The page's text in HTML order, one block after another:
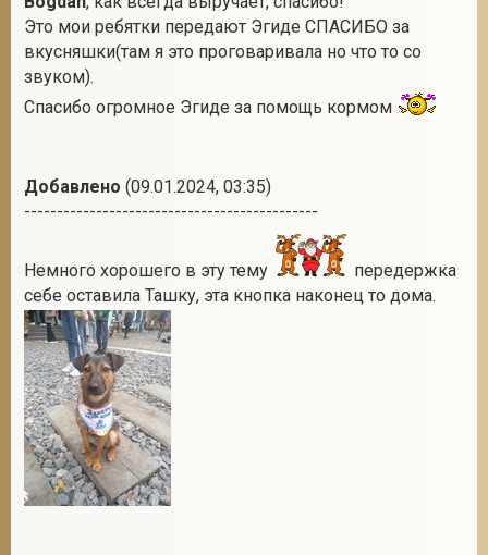
Это мои ребятки передают Эгиде СПАСИБО за
вкусняшки(там я это проговаривала но что то со
звуком).
Спасибо огромное Эгиде за помощь кормом
Добавлено (09.01.2024, 03:35)
---------------------------------------------
Немного хорошего в эту тему
передержка
себе оставила Ташку, эта кнопка наконец то дома.